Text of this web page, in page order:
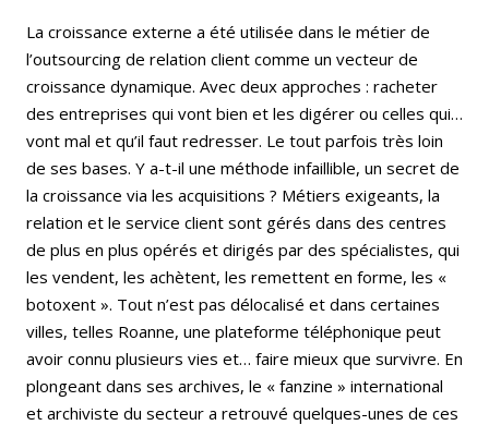
La croissance externe a été utilisée dans le métier de
l’outsourcing de relation client comme un vecteur de
croissance dynamique. Avec deux approches : racheter
des entreprises qui vont bien et les digérer ou celles qui…
vont mal et qu’il faut redresser. Le tout parfois très loin
de ses bases. Y a-t-il une méthode infaillible, un secret de
la croissance via les acquisitions ? Métiers exigeants, la
relation et le service client sont gérés dans des centres
de plus en plus opérés et dirigés par des spécialistes, qui
les vendent, les achètent, les remettent en forme, les «
botoxent ». Tout n’est pas délocalisé et dans certaines
villes, telles Roanne, une plateforme téléphonique peut
avoir connu plusieurs vies et… faire mieux que survivre. En
plongeant dans ses archives, le « fanzine » international
et archiviste du secteur a retrouvé quelques-unes de ces